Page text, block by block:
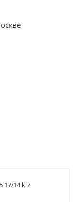
17/14 krz